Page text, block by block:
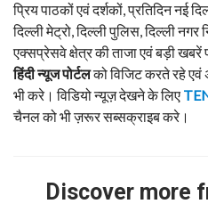
प्रिय पाठकों एवं दर्शकों, प्रतिदिन नई
दिल्ली मेट्रो, दिल्ली पुलिस, दिल्ली नगर
एक्सप्रेसवे क्षेत्र की ताजा एवं बड़ी
हिंदीन्यूजपोर्टलको विजिट करते रहे
भी करे। विडियो न्यूज़ देखने के लिए
चैनल को भी ज़रूर सब्सक्राइब करे।
Discover more